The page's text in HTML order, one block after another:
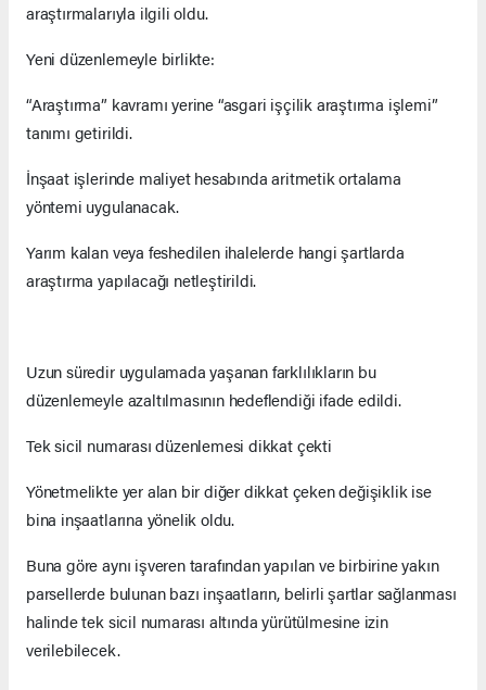
araştırmalarıyla ilgili oldu.
Yeni düzenlemeyle birlikte:
“Araştırma” kavramı yerine “asgari işçilik araştırma işlemi”
tanımı getirildi.
İnşaat işlerinde maliyet hesabında aritmetik ortalama
yöntemi uygulanacak.
Yarım kalan veya feshedilen ihalelerde hangi şartlarda
araştırma yapılacağı netleştirildi.
Uzun süredir uygulamada yaşanan farklılıkların bu
düzenlemeyle azaltılmasının hedeflendiği ifade edildi.
Tek sicil numarası düzenlemesi dikkat çekti
Yönetmelikte yer alan bir diğer dikkat çeken değişiklik ise
bina inşaatlarına yönelik oldu.
Buna göre aynı işveren tarafından yapılan ve birbirine yakın
parsellerde bulunan bazı inşaatların, belirli şartlar sağlanması
halinde tek sicil numarası altında yürütülmesine izin
verilebilecek.